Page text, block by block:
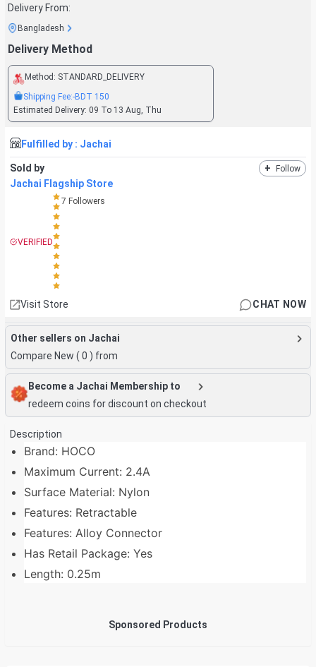
Delivery From:
Bangladesh
Delivery Method
Method: STANDARD_DELIVERY
Shipping Fee:-BDT 150
Estimated Delivery: 09 To 13 Aug, Thu
Fulfilled by : Jachai
Sold by + Follow
Jachai Flagship Store
VERIFIED
7 Followers
Visit Store CHAT NOW
Other sellers on Jachai
Compare New ( 0 ) from
Become a Jachai Membership to
redeem coins for discount on checkout
Description
Brand: HOCO
Maximum Current: 2.4A
Surface Material: Nylon
Features: Retractable
Features: Alloy Connector
Has Retail Package: Yes
Length: 0.25m
Sponsored Products